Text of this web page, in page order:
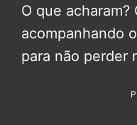
O que acharam?
acompanhando o
para não perder